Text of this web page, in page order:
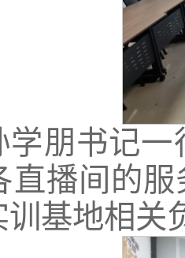
学朋书记
直播间的
基地相关